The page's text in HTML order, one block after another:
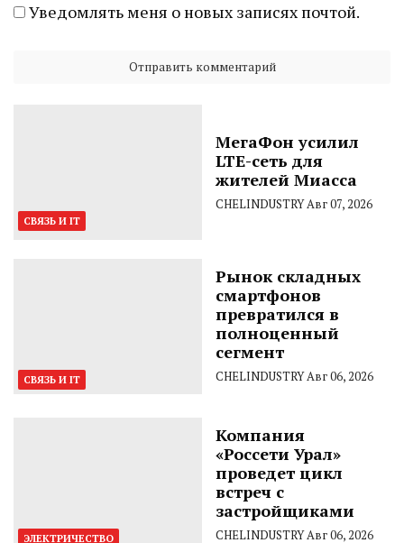
Уведомлять меня о новых записях почтой.
СВЯЗЬ И IT
МегаФон усилил
LTE-сеть для
жителей Миасса
CHELINDUSTRYАвг 07, 2026
СВЯЗЬ И IT
Рынок складных
смартфонов
превратился в
полноценный
сегмент
CHELINDUSTRYАвг 06, 2026
ЭЛЕКТРИЧЕСТВО
Компания
«Россети Урал»
проведет цикл
встреч с
застройщиками
CHELINDUSTRYАвг 06, 2026